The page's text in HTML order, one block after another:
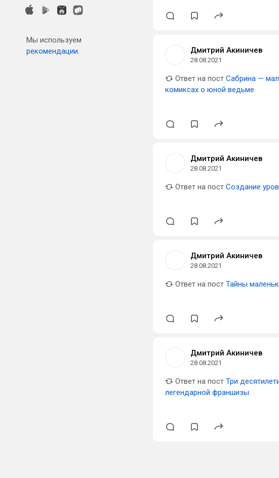
Мы используем
рекомендации.
Дмитрий Акиничев
28.08.2021
Ответ на пост Сабрина —
комиксах о юной ведьме
Дмитрий Акиничев
28.08.2021
Ответ на пост Создание
Дмитрий Акиничев
28.08.2021
Ответ на пост Тайны
Дмитрий Акиничев
28.08.2021
Ответ на пост Три
легендарной франшизы